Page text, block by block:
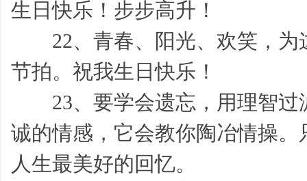
生日快乐！步步高升！
22、青春、阳光、欢笑，为
节拍。祝我生日快乐！
23、要学会遗忘，用理智过
诚的情感，它会教你陶冶情操
人生最美好的回忆。